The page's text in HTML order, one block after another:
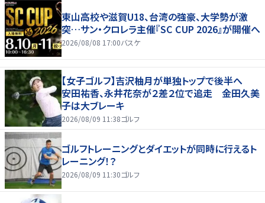
東山高校や滋賀U18、台湾の強豪、大学勢が激
突…サン・クロレラ主催『SC CUP 2026』が開催へ
2026/08/08 17:00バスケ
【女子ゴルフ】吉沢柚月が単独トップで後半へ
安田祐香、永井花奈が２差２位で追走 金田久美
子は大ブレーキ
2026/08/09 11:38ゴルフ
ゴルフトレーニングとダイエットが同時に行えるト
レーニング！？
2026/08/09 11:30ゴルフ